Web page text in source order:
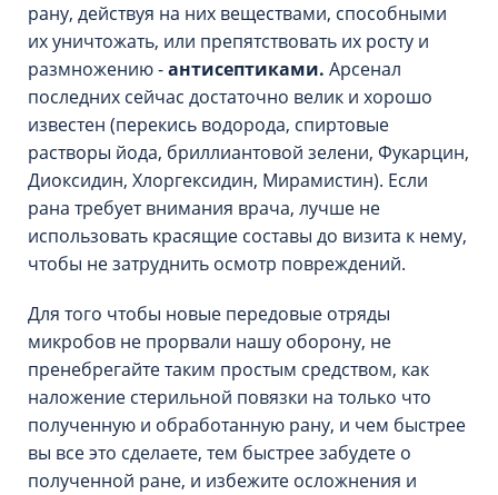
рану, действуя на них веществами, способными
их уничтожать, или препятствовать их росту и
размножению -антисептиками. Арсенал
последних сейчас достаточно велик и хорошо
известен (перекись водорода, спиртовые
растворы йода, бриллиантовой зелени, Фукарцин,
Диоксидин, Хлоргексидин, Мирамистин). Если
рана требует внимания врача, лучше не
использовать красящие составы до визита к нему,
чтобы не затруднить осмотр повреждений.
Для того чтобы новые передовые отряды
микробов не прорвали нашу оборону, не
пренебрегайте таким простым средством, как
наложение стерильной повязки на только что
полученную и обработанную рану, и чем быстрее
вы все это сделаете, тем быстрее забудете о
полученной ране, и избежите осложнения и